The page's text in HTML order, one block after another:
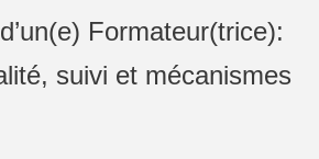
Formateur(trice):
suivi et mécanismes